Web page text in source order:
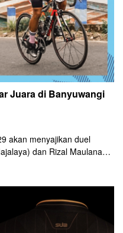
Juara di Banyuwangi
akan menyajikan duel
dan Rizal Maulana